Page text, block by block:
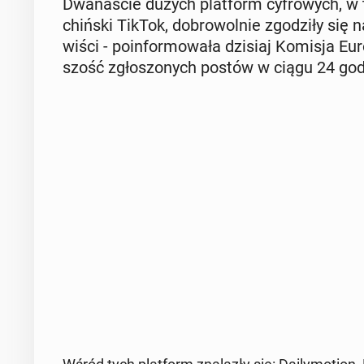
Dwa­na­ście dużych plat­form cy­fro­wych,
chiński TikTok, do­bro­wol­nie zgo­dzi­ły
wi­ści - po­in­for­mo­wa­ła dzisiaj Komisja
szość zgło­szo­nych postów w ciągu 24